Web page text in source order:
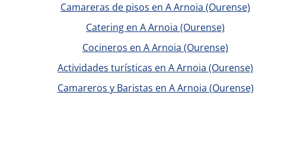
Camareras de pisos en A Arnoia (Ourense)
Catering en A Arnoia (Ourense)
Cocineros en A Arnoia (Ourense)
Actividades turísticas en A Arnoia (Ourense)
Camareros y Baristas en A Arnoia (Ourense)